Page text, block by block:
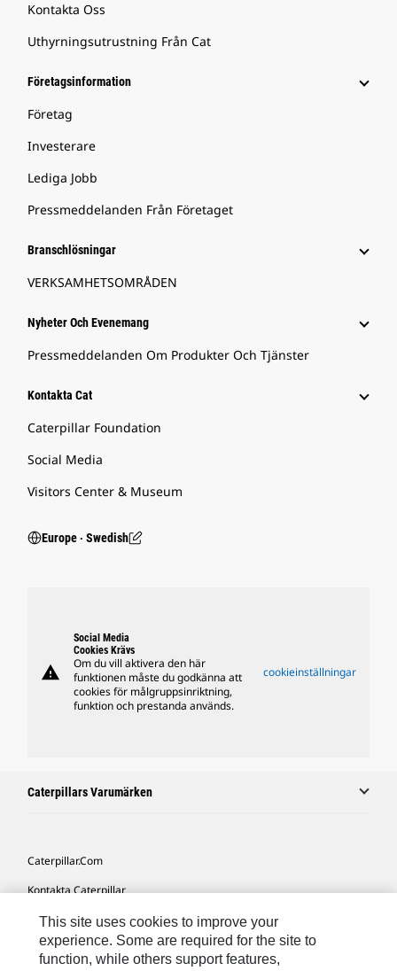
Kontakta Oss
Uthyrningsutrustning Från Cat
Företagsinformation
Företag
Investerare
Lediga Jobb
Pressmeddelanden Från Företaget
Branschlösningar
VERKSAMHETSOMRÅDEN
Nyheter Och Evenemang
Pressmeddelanden Om Produkter Och Tjänster
Kontakta Cat
Caterpillar Foundation
Social Media
Visitors Center & Museum
Europe ‧ Swedish
warning
Social Media
Cookies Krävs
Om du vill aktivera den här
funktionen måste du godkänna att
cookies för målgruppsinriktning,
funktion och prestanda används.
cookieinställningar
Caterpillars Varumärken
Caterpillar.com
Kontakta Caterpillar
Mina Marknadsföringspreferenser
Platskarta
This site uses cookies to improve your
experience. Some are required for the site to
function, while others support features,